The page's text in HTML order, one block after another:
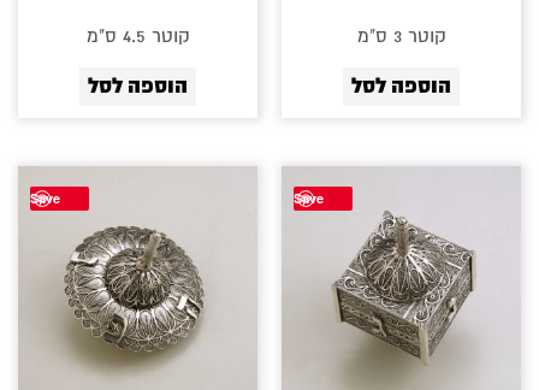
קוטר 3 ס"מ
הוספה לסל
קוטר 4.5 ס"מ
הוספה לסל
Save
Save